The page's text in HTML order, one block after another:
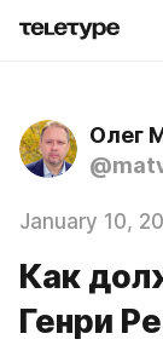
Олег
January 10,
Как
Генри